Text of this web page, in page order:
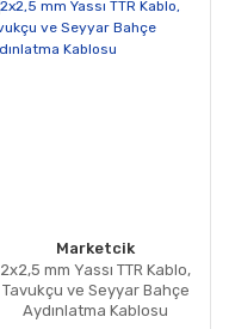
Marketcik
2x2,5 mm Yassı TTR Kablo,
Tavukçu ve Seyyar Bahçe
Aydınlatma Kablosu